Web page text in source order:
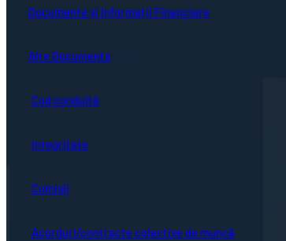
Guvernanță corporativă
Bistrița turistică
Evenimente locale
Hartă oraș
Ședințe online
Documente ședință
Hotărârile Consiliului Local
Concursuri
Proceduri de sistem
Cod conduită
Integritate
Comisii
Acorduri/contracte colective de muncă
Documente și Informații Financiare
Alte Documente